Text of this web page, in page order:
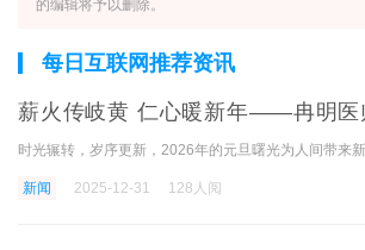
的编辑将予以删除。
每日互联网推荐资讯
薪火传岐黄 仁心暖新年——冉明医
就抗癌健康路
新闻 2025-12-31 128人阅